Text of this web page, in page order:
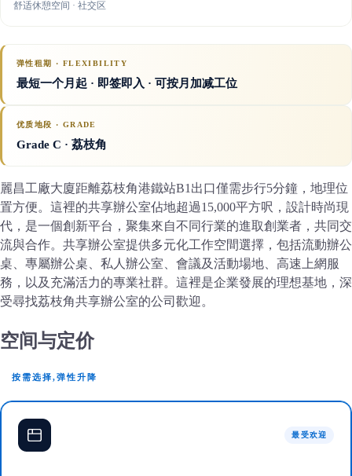
舒适休憩空间 · 社交区
弹性租期 · FLEXIBILITY
最短一个月起 · 即签即入 · 可按月加减工位
优质地段 · GRADE
Grade C · 荔枝角
麗昌工廠大廈距離荔枝角港鐵站B1出口僅需步行5分鐘，地理位
置方便。這裡的共享辦公室佔地超過15,000平方呎，設計時尚現
代，是一個創新平台，聚集來自不同行業的進取創業者，共同交
流與合作。共享辦公室提供多元化工作空間選擇，包括流動辦公
桌、專屬辦公桌、私人辦公室、會議及活動場地、高速上網服
務，以及充滿活力的專業社群。這裡是企業發展的理想基地，深
受尋找荔枝角共享辦公室的公司歡迎。
空间与定价
按需选择,弹性升降
最受欢迎